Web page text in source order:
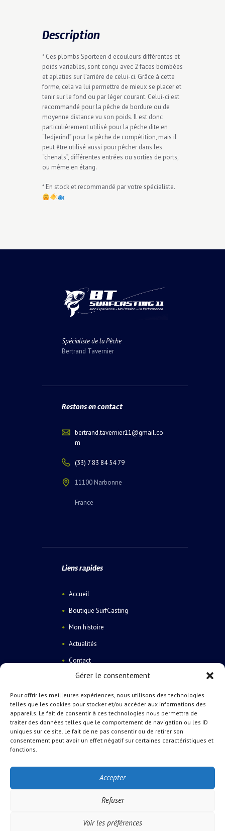
Gérer le consentement
Pour offrir les meilleures expériences, nous utilisons des technologies
telles que les cookies pour stocker et/ou accéder aux informations des
appareils. Le fait de consentir à ces technologies nous permettra de
traiter des données telles que le comportement de navigation ou les ID
uniques sur ce site. Le fait de ne pas consentir ou de retirer son
consentement peut avoir un effet négatif sur certaines caractéristiques et
fonctions.
Accepter
Refuser
Voir les préférences
Description
* Ces plombs Sporteen d ecouleurs différentes et
poids variables, sont conçu avec 2 faces bombées
et aplaties sur l’arrière de celui-ci. Grâce à cette
forme, cela va lui permettre de mieux se placer et
tenir sur le fond ou par léger courant. Celui-ci est
recommandé pour la pêche de bordure ou de
moyenne distance vu son poids. Il est donc
particulièrement utilisé pour la pêche dite en
“ledjerind” pour la pêche de compétition, mais il
peut être utilisé aussi pour pêcher dans les
“chenals”, différentes entrées ou sorties de ports,
ou même en étang.
* En stock et recommandé par votre spécialiste.
Spécialiste de la Pêche
Bertrand Tavernier
Restons en contact
bertrand.tavernier11@gmail.co
m
(33) 7 83 84 54 79
11100 Narbonne
France
Liens rapides
Accueil
Boutique SurfCasting
Mon histoire
Actualités
Contact
Catégories de produits
© 2026 Tous droits
politique de confidentialité